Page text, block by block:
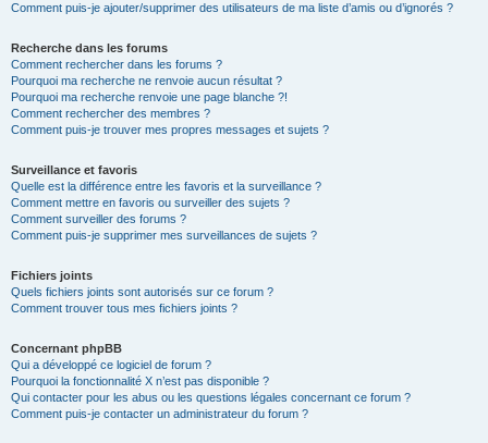
Comment puis-je ajouter/supprimer des utilisateurs de ma liste d’amis ou d’ignorés ?
Recherche dans les forums
Comment rechercher dans les forums ?
Pourquoi ma recherche ne renvoie aucun résultat ?
Pourquoi ma recherche renvoie une page blanche ?!
Comment rechercher des membres ?
Comment puis-je trouver mes propres messages et sujets ?
Surveillance et favoris
Quelle est la différence entre les favoris et la surveillance ?
Comment mettre en favoris ou surveiller des sujets ?
Comment surveiller des forums ?
Comment puis-je supprimer mes surveillances de sujets ?
Fichiers joints
Quels fichiers joints sont autorisés sur ce forum ?
Comment trouver tous mes fichiers joints ?
Concernant phpBB
Qui a développé ce logiciel de forum ?
Pourquoi la fonctionnalité X n’est pas disponible ?
Qui contacter pour les abus ou les questions légales concernant ce forum ?
Comment puis-je contacter un administrateur du forum ?